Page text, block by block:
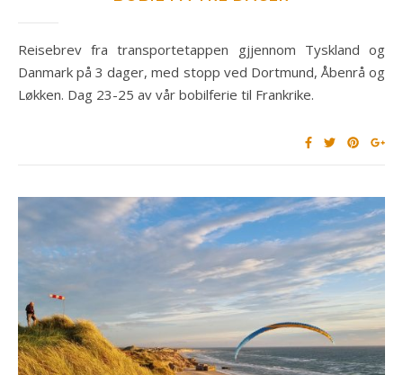
Reisebrev fra transportetappen gjjennom Tyskland og
Danmark på 3 dager, med stopp ved Dortmund, Åbenrå og
Løkken. Dag 23-25 av vår bobilferie til Frankrike.